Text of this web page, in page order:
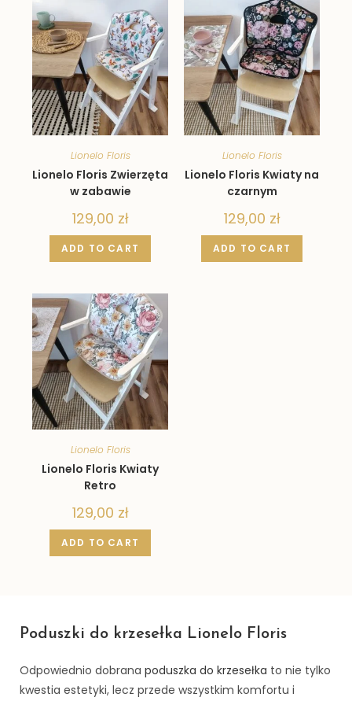
Lionelo Floris
Lionelo Floris Zwierzęta
w zabawie
129,00 zł
ADD TO CART
Lionelo Floris
Lionelo Floris Kwiaty na
czarnym
129,00 zł
ADD TO CART
Lionelo Floris
Lionelo Floris Kwiaty
Retro
129,00 zł
ADD TO CART
Poduszki do krzesełka Lionelo Floris
Odpowiednio dobrana poduszka do krzesełka to nie tylko
kwestia estetyki, lecz przede wszystkim komfortu i